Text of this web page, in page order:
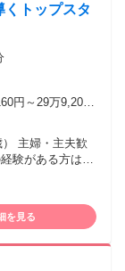
が聞こえない、
ケーブル等）
デスク周りの
くトップスタ
円～29万9,200
時間/月 研修中
により異なる
★高水準モデル
月給597,000円
◎ ＼がん
主婦・主夫歓
験がある方は必
イリスト、ヘア
を見る